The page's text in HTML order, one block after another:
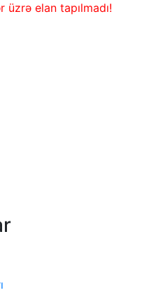
elan tapılmadı!